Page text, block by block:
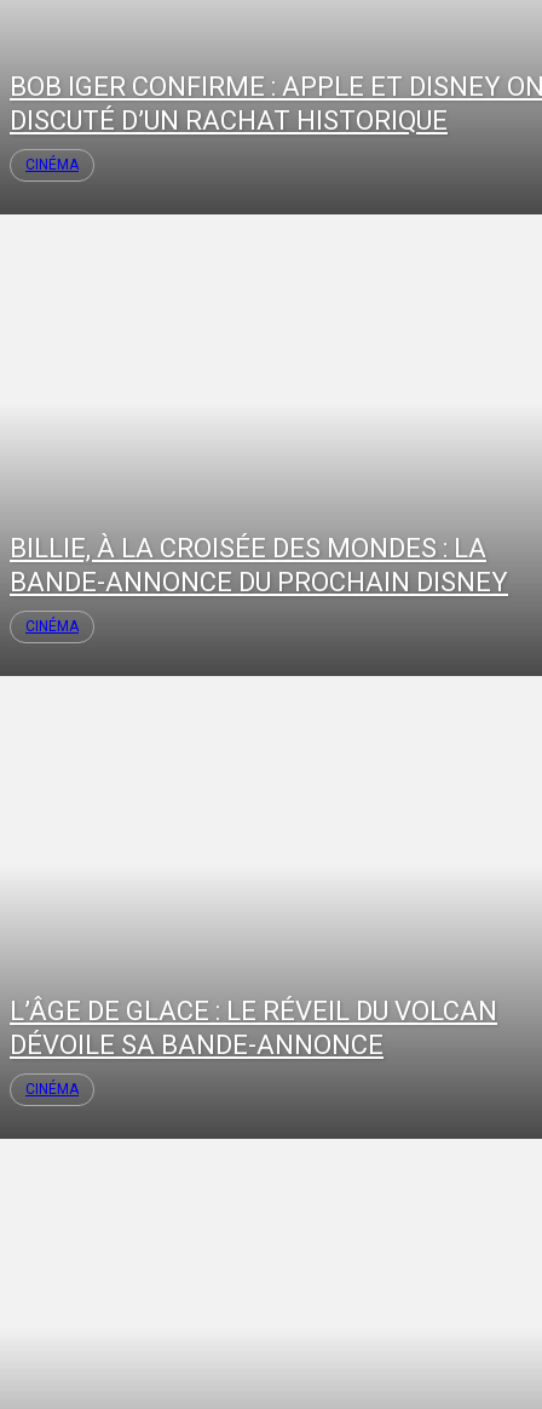
BOB IGER CONFIRME : APPLE ET DISNEY
DISCUTÉ D’UN RACHAT HISTORIQUE
CINÉMA
BILLIE, À LA CROISÉE DES MONDES : LA
BANDE-ANNONCE DU PROCHAIN DISNEY
CINÉMA
L’ÂGE DE GLACE : LE RÉVEIL DU VOLCAN
DÉVOILE SA BANDE-ANNONCE
CINÉMA